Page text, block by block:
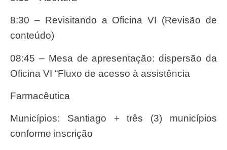
8:30 – Revisitando a Oficina VI (Revisão de
conteúdo)
08:45 – Mesa de apresentação: dispersão da
Oficina VI “Fluxo de acesso à assistência
farmacêutica
Municípios: Santiago + três (3) municípios
conforme inscrição